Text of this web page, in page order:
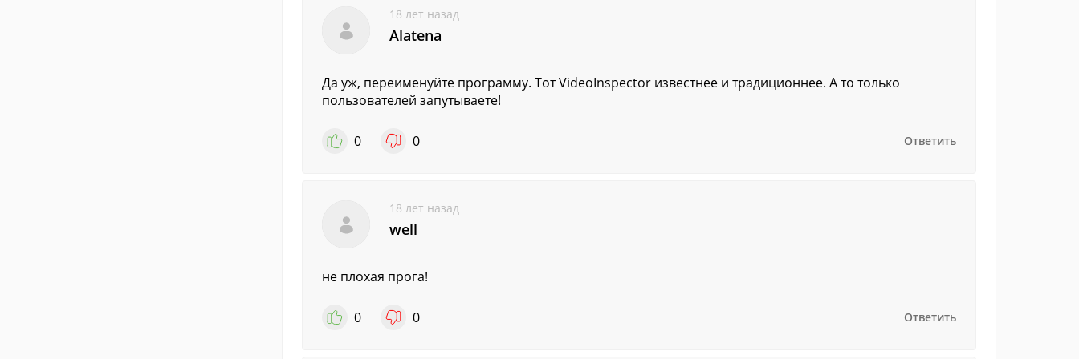
18 лет назад
Alatena
Да уж, переименуйте программу. Тот VideoInspector известнее и традиционнее. А то только
пользователей запутываете!
0 0 Ответить
18 лет назад
well
не плохая прога!
0 0 Ответить